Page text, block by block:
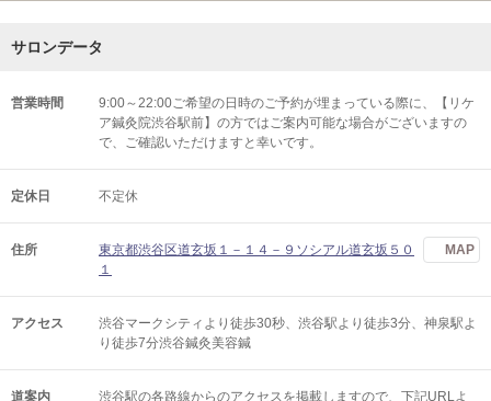
サロンデータ
営業時間
9:00～22:00ご希望の日時のご予約が埋まっている際に、【リケ
ア鍼灸院渋谷駅前】の方ではご案内可能な場合がございますの
で、ご確認いただけますと幸いです。
定休日 不定休
住所
東京都渋谷区道玄坂１－１４－９ソシアル道玄坂５０
１
MAP
アクセス
渋谷マークシティより徒歩30秒、渋谷駅より徒歩3分、神泉駅よ
り徒歩7分渋谷鍼灸美容鍼
道案内 渋谷駅の各路線からのアクセスを掲載しますので、下記URLよ